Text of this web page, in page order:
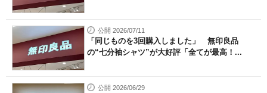
公開 2026/07/11
「同じものを3回購入しました」 無印良品
の“七分袖シャツ”が大好評「全てが最高！...
公開 2026/06/29